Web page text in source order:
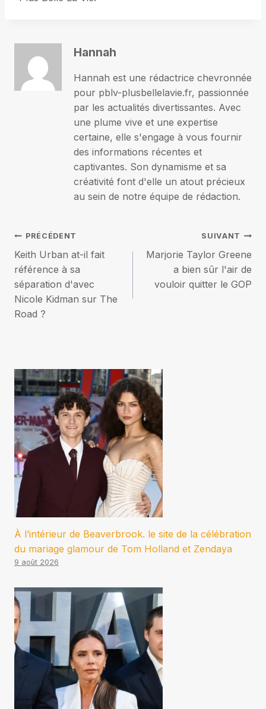
Hannah
Hannah est une rédactrice chevronnée
pour pblv-plusbellelavie.fr, passionnée
par les actualités divertissantes. Avec
une plume vive et une expertise
certaine, elle s'engage à vous fournir
des informations récentes et
captivantes. Son dynamisme et sa
créativité font d'elle un atout précieux
au sein de notre équipe de rédaction.
Navigation
de
l’article
PRÉCÉDENT
Keith Urban at-il fait
référence à sa
séparation d'avec
Nicole Kidman sur The
Road ?
SUIVANT
Marjorie Taylor Greene
a bien sûr l'air de
vouloir quitter le GOP
À l’intérieur de Beaverbrook. le site de la célébration
du mariage glamour de Tom Holland et Zendaya
9 août 2026